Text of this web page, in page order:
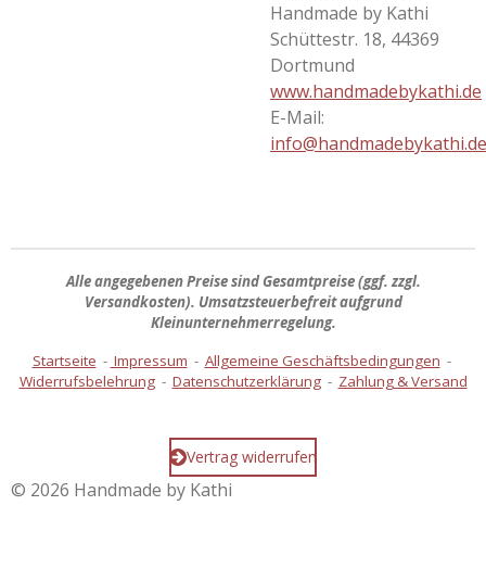
Handmade by Kathi
Schüttestr. 18, 44369
Dortmund
www.handmadebykathi.de
E-Mail:
info@handmadebykathi.de
Alle angegebenen Preise sindGesamtpreise(ggf. zzgl.
Versandkosten). Umsatzsteuerbefreit aufgrund
Kleinunternehmerregelung.
Startseite - Impressum - Allgemeine Geschäftsbedingungen -
Widerrufsbelehrung- Datenschutzerklärung- Zahlung & Versand
Vertrag widerrufen
© 2026 Handmade by Kathi